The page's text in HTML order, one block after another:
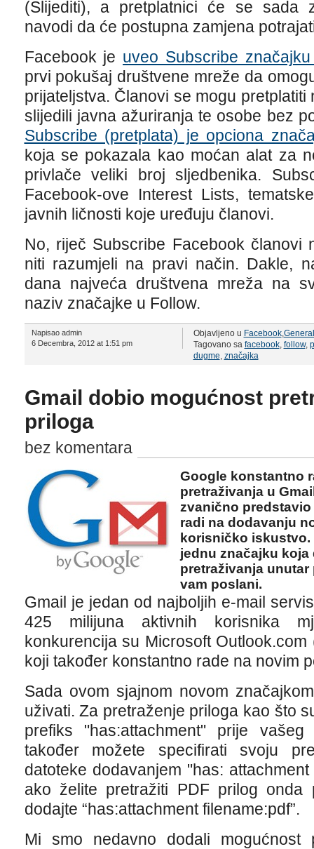
(Slijediti), a pretplatnici će se sada
navodi da će postupna zamjena
Facebook je uveo Subscribe
prvi pokušaj društvene mreže da
prijateljstva. Članovi se mogu
slijedili javna ažuriranja te osobe bez
Subscribe (pretplata) je opciona
koja se pokazala kao moćan alat za
privlače veliki broj sljedbenika.
Facebook-ove Interest Lists,
javnih ličnosti koje uređuju članovi.
No, riječ Subscribe Facebook članovi
niti razumjeli na pravi način. Dakle,
dana najveća društvena mreža na
naziv značajke u Follow.
Napisao admin
6 Decembra, 2012 at 1:51 pm
Objavljeno u Facebook,
Tagovano sa facebook, follow,
dugme, značajka
Gmail dobio mogućnost
priloga
bez komentara
Google konstantno
pretraživanja u
zvanično
radi na dodavanju
korisničko
jednu značajku
pretraživanja
vam poslani.
Gmail je jedan od najboljih e-mail
425 milijuna aktivnih korisnika
konkurencija su Microsoft
koji također konstantno rade na novim
Sada ovom sjajnom novom
uživati. Za pretraženje priloga kao što
prefiks "has:attachment" prije
također možete specifirati svoju
datoteke dodavanjem "has:
ako želite pretražiti PDF prilog onda
dodajte “has:attachment filename:pdf”.
Mi smo nedavno dodali mogućnost